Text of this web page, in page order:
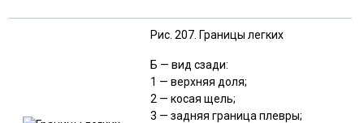
Рис. 207. Границы легких
Б — вид сзади:
1 — верхняя доля;
2 — косая щель;
3 — задняя граница плевры;